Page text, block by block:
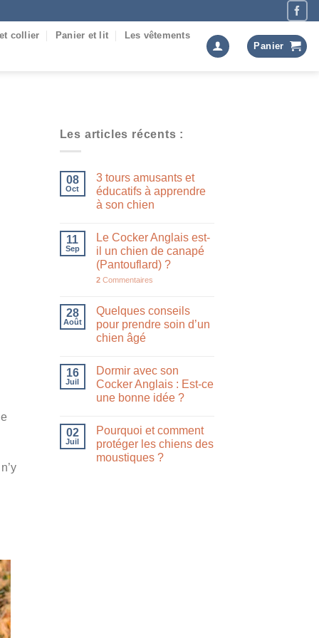
collier Panier et lit
Les vêtements
Panier
Les articles récents :
08
Oct
3 tours amusants et
éducatifs à apprendre
à son chien
11
Sep
Le Cocker Anglais est-
il un chien de canapé
(Pantouflard) ?
2Commentaires
28
Août
Quelques conseils
pour prendre soin d’un
chien âgé
16
Juil
Dormir avec son
Cocker Anglais : Est-ce
une bonne idée ?
02
Juil
Pourquoi et comment
protéger les chiens des
moustiques ?